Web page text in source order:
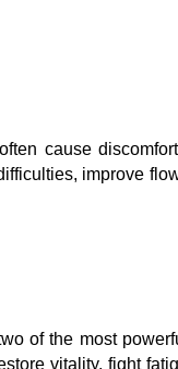
cause
improve
of the most
vitality, fight